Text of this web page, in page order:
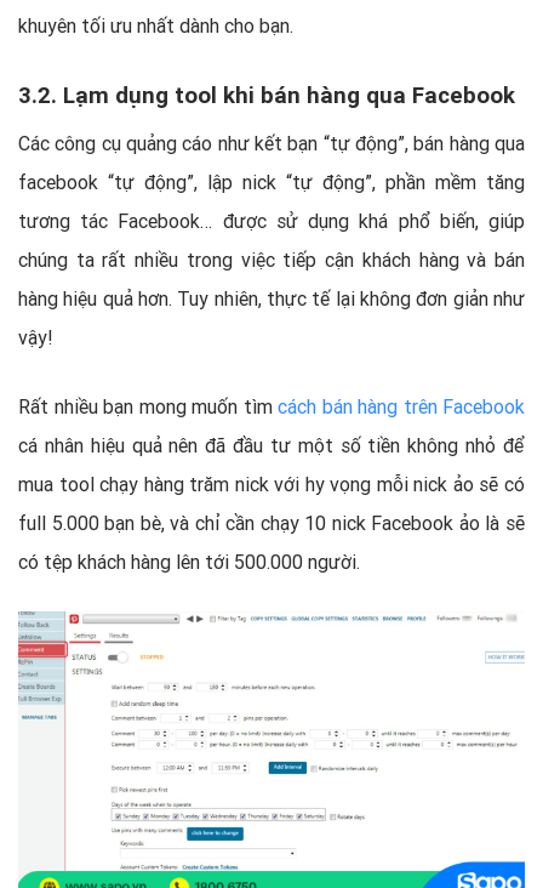
khuyên tối ưu nhất dành cho bạn.
3.2. Lạm dụng tool khi bán hàng qua Facebook
Các công cụ quảng cáo như kết bạn “tự động”, bán hàng qua
facebook “tự động”, lập nick “tự động”, phần mềm tăng
tương tác Facebook… được sử dụng khá phổ biến, giúp
chúng ta rất nhiều trong việc tiếp cận khách hàng và bán
hàng hiệu quả hơn. Tuy nhiên, thực tế lại không đơn giản như
vậy!
Rất nhiều bạn mong muốn tìm cách bán hàng trên Facebook
cá nhân hiệu quả nên đã đầu tư một số tiền không nhỏ để
mua tool chạy hàng trăm nick với hy vọng mỗi nick ảo sẽ có
full 5.000 bạn bè, và chỉ cần chạy 10 nick Facebook ảo là sẽ
có tệp khách hàng lên tới 500.000 người.